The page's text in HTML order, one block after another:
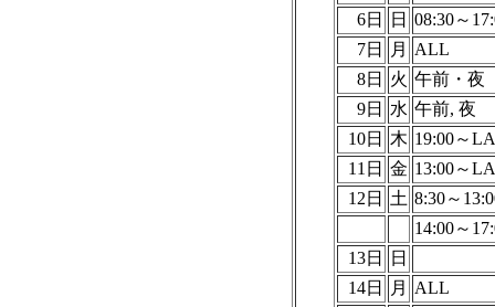
6日
日 08:30～
7日
月
ALL
8日
火 午前・夜
9日
水 午前, 夜
10日
木 19:00～
11日 金 13:00～
12日
土 8:30～
14:00～
13日
日
14日
月
ALL